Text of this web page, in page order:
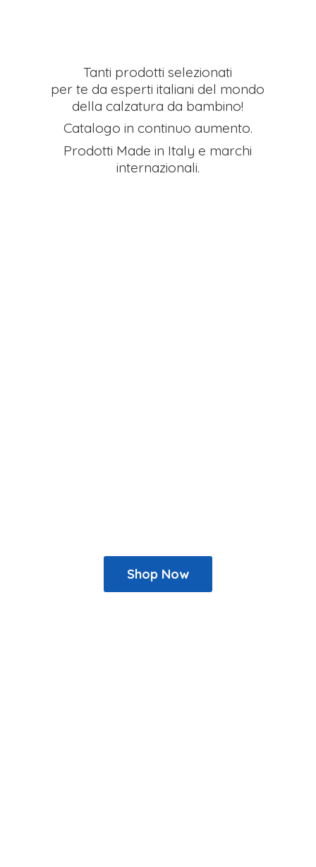
Tanti prodotti selezionati
per te da esperti italiani del mondo
della calzatura da bambino!
Catalogo in continuo aumento.
Prodotti Made in Italy e marchi
internazionali.
Shop Now